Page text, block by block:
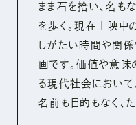
まま石を拾い、名も
を歩く。現在上映中
しがたい時間や関係
画です。価値や意
る現代社会において
名前も目的もなく、